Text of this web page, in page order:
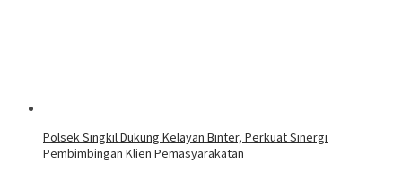
Polsek Singkil Dukung Kelayan Binter, Perkuat Sinergi
Pembimbingan Klien Pemasyarakatan